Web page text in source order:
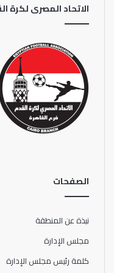
خالد فرحات ( مدرب
نائل ناجي ( إدارياً )
د/ تامر محمد ( طبيب )
محمد طارق ( أخصائى
الاتحاد المصرى لكرة
الصفحات
نبذة عن المنطقة
مجلس الإدارة
كلمة رئيس مجلس الإدارة